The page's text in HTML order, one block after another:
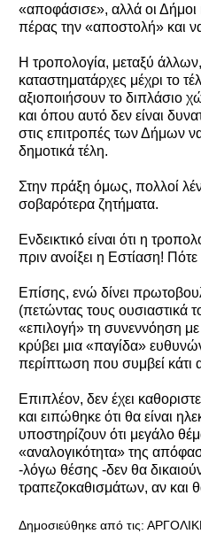
«αποφάσισε», αλλά οι Δήμοι
πέρας την «αποστολή» και
Η τροπολογία, μεταξύ άλλων,
καταστηματάρχες μέχρι το
αξιοποιήσουν το διπλάσιο
και όπου αυτό δεν είναι
στις επιτροπές των Δήμων
δημοτικά τέλη.
Στην πράξη όμως, πολλοί
σοβαρότερα ζητήματα.
Ενδεικτικό είναι ότι η
πριν ανοίξει η Εστίαση!
Επίσης, ενώ δίνει
(πετώντας τους ουσιαστικά
«επιλογή» τη συνεννόηση
κρύβει μια «παγίδα»
περίπτωση που συμβεί
Επιπλέον, δεν έχει
και ειπώθηκε ότι θα είναι
υποστηρίζουν ότι μεγάλο
«αναλογικότητα» της
-λόγω θέσης -δεν θα
τραπεζοκαθισμάτων, αν και
Δημοσιεύθηκε από τις: